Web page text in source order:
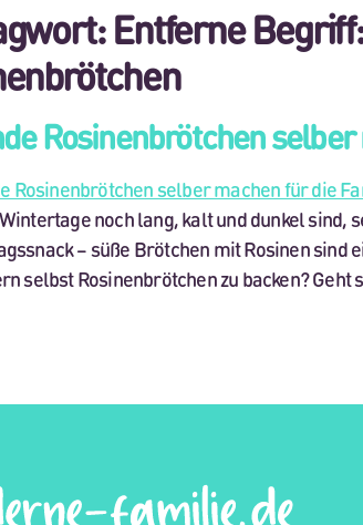
Entferne
Rosinenbrötchen
noch lang, kalt und dunkel
– süße Brötchen mit Rosinen
selbst Rosinenbrötchen zu backen?